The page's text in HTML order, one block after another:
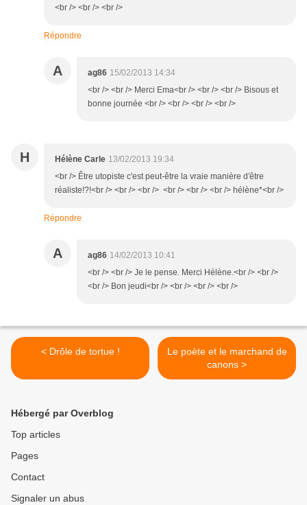
<br /> <br /> <br />
Répondre
A ag86 15/02/2013 14:34
<br /> <br /> Merci Ema<br /> <br /> <br /> Bisous et
bonne journée <br /> <br /> <br /> <br />
H Hélène Carle 13/02/2013 19:34
<br /> Être utopiste c'est peut-être la vraie manière d'être
réaliste!?!<br /> <br /> <br /> <br /> <br /> <br /> hélène*<br />
Répondre
A ag86 14/02/2013 10:41
<br /> <br /> Je le pense. Merci Hélène.<br /> <br />
<br /> Bon jeudi<br /> <br /> <br /> <br />
< Drôle de tortue !
Le poète et le marchand de
canons >
Hébergé par Overblog
Top articles
Pages
Contact
Signaler un abus